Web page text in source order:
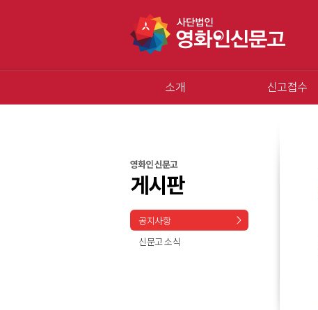
소개 신고접수
영화인 신문고
게시판
공지사항
신문고 소식